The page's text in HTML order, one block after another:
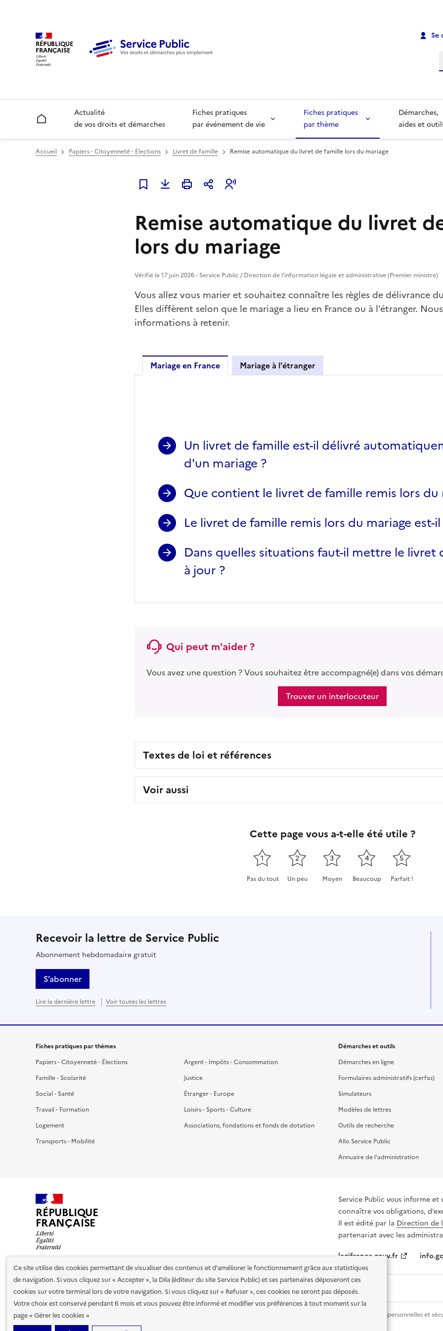
Ce site utilise des cookies permettant de visualiser des contenus et d'améliorer le fonctionnement grâce aux statistiques
de navigation. Si vous cliquez sur « Accepter », la Dila (éditeur du site Service Public) et ses partenaires déposeront ces
cookies sur votre terminal lors de votre navigation. Si vous cliquez sur « Refuser », ces cookies ne seront pas déposés.
Votre choix est conservé pendant 6 mois et vous pouvez être informé et modifier vos préférences à tout moment sur la
page « Gérer les cookies »
RÉPUBLIQUE
FRANÇAISE
Se
Accueil
Actualité
de vos droits et démarches
Fiches pratiques
par événement de vie
Fiches pratiques
par thème
Démarches,
aides et
Accueil Papiers - Citoyenneté - Élections Livret de famille Remise automatique du livret de famille lors du mariage
Ajouter à mes favoris
Remise automatique du livret
lors du mariage
Vérifié le 17 juin 2026 - Service Public / Direction de l'information légale et administrative (Premier ministre)
Vous allez vous marier et souhaitez connaître les règles de délivrance
Elles diffèrent selon que le mariage a lieu en France ou à l'étranger.
informations à retenir.
Mariage en France Mariage à l'étranger
Un livret de famille est-il délivré
d'un mariage ?
Que contient le livret de famille remis lors du
Le livret de famille remis lors du mariage est-
Dans quelles situations faut-il mettre le livret
à jour ?
Qui peut m'aider ?
Vous avez une question ? Vous souhaitez être accompagné(e) dans vos
Trouver un interlocuteur
Textes de loi et références
Voir aussi
Cette page vous a-t-elle été utile ?
1
Pas du tout
2
Un peu
3
Moyen
4
Beaucoup
5
Parfait !
Recevoir la lettre de Service Public
Abonnement hebdomadaire gratuit
S’abonner
Lire la dernière lettre Voir toutes les lettres
Fiches pratiques par thèmes
Papiers - Citoyenneté - Élections
Famille - Scolarité
Social - Santé
Travail - Formation
Logement
Transports - Mobilité
Argent - Impôts - Consommation
Justice
Étranger - Europe
Loisirs - Sports - Culture
Associations, fondations et fonds de dotation
Démarches et outils
Démarches en ligne
Formulaires administratifs (cerfas)
Simulateurs
Modèles de lettres
Outils de recherche
Allo Service Public
Annuaire de l'administration
RÉPUBLIQUE
FRANÇAISE
Service Public vous informe
connaître vos obligations,
Il est édité par la Direction de
partenariat avec les
legifrance.gouv.fr
Nos partenaires
Plan du site Accessibilité : totalement conforme Données personnelles et